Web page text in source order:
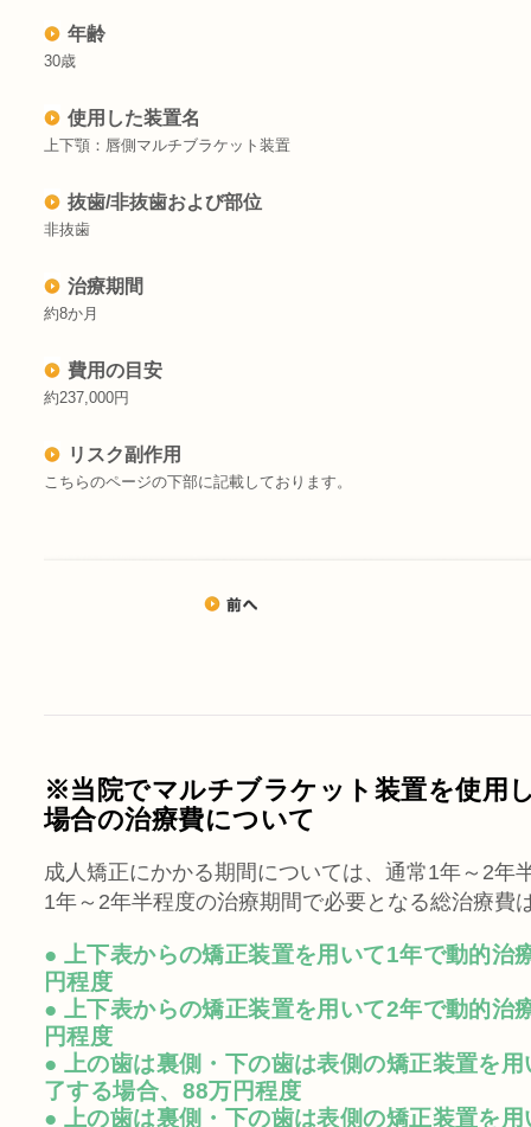
年齢
30歳
使用した装置名
上下顎：唇側マルチブラケット装置
抜歯/非抜歯および部位
非抜歯
治療期間
約8か月
費用の目安
約237,000円
リスク副作用
こちらのページの下部に記載しております。
※当院でマルチブラケット装置を使用
場合の治療費について
成人矯正にかかる期間については、通常1年～2年
1年～2年半程度の治療期間で必要となる総治療費
● 上下表からの矯正装置を用いて1年で動的治
円程度
● 上下表からの矯正装置を用いて2年で動的治
円程度
● 上の歯は裏側・下の歯は表側の矯正装置を
了する場合、88万円程度
● 上の歯は裏側・下の歯は表側の矯正装置を